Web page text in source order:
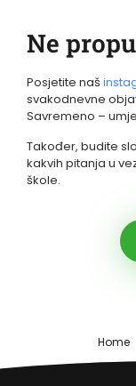
Ne
Posjetite naš
svakodnevne
Savremeno –
Također, budite
kakvih pitanja u
škole.
Home